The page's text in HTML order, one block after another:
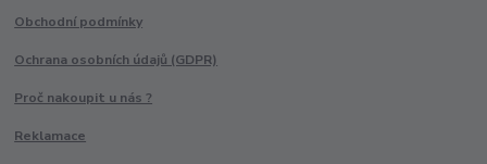
Obchodní podmínky
Ochrana osobních údajů (GDPR)
Proč nakoupit u nás ?
Reklamace